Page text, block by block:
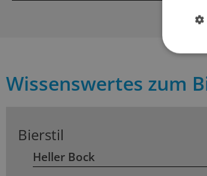
Wissenswertes zum
Bierstil
Heller Bock